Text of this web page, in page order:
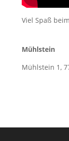
Viel Spaß
Mühlstein
Mühlstein 1,